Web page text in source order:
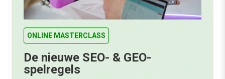
ONLINE MASTERCLASS
De nieuwe SEO- & GEO-
spelregels